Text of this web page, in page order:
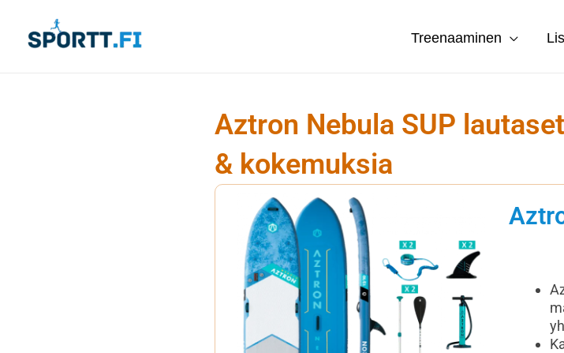
sisältöön
Treenaaminen
Aztron Nebula SUP
& kokemuksia